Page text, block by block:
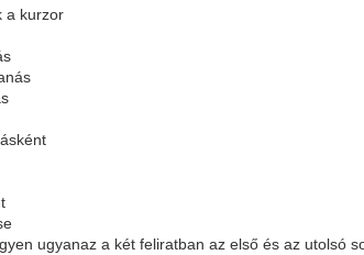
a kurzor
ugyanaz a két feliratban az első és az utolsó